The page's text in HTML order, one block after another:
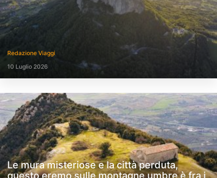
Redazione Viaggi
10 Luglio 2026
Le mura misteriose e la città perduta,
questo eremo sulle montagne umbre è fra i